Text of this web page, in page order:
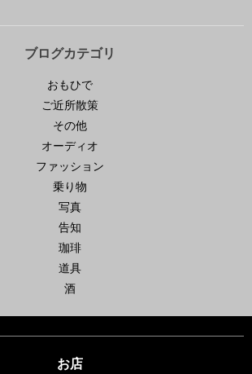
ブログカテゴリ
おもひで
ご近所散策
その他
オーディオ
ファッション
乗り物
写真
告知
珈琲
道具
酒
お店